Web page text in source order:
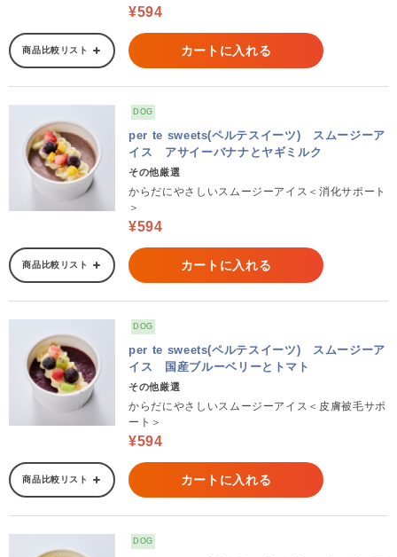
¥594
商品比較リスト カートに入れる
DOG
per te sweets(ペルテスイーツ) スムージーア
イス アサイーバナナとヤギミルク
その他厳選
からだにやさしいスムージーアイス＜消化サポート
＞
¥594
商品比較リスト カートに入れる
DOG
per te sweets(ペルテスイーツ) スムージーア
イス 国産ブルーベリーとトマト
その他厳選
からだにやさしいスムージーアイス＜皮膚被毛サポ
ート＞
¥594
商品比較リスト カートに入れる
DOG